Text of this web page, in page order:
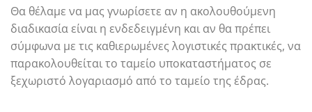
Θα θέλαμε να μας γνωρίσετε αν η ακολουθούμενη
διαδικασία είναι η ενδεδειγμένη και αν θα πρέπει
σύμφωνα με τις καθιερωμένες λογιστικές πρακτικές, να
παρακολουθείται το ταμείο υποκαταστήματος σε
ξεχωριστό λογαριασμό από το ταμείο της έδρας.